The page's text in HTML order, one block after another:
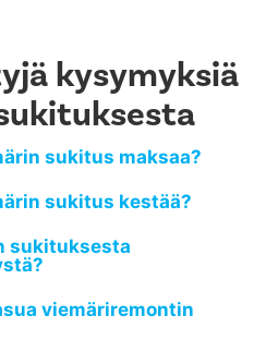
kysymyksiä
sukitus maksaa?
sukitus kestää?
sukituksesta
viemäriremontin